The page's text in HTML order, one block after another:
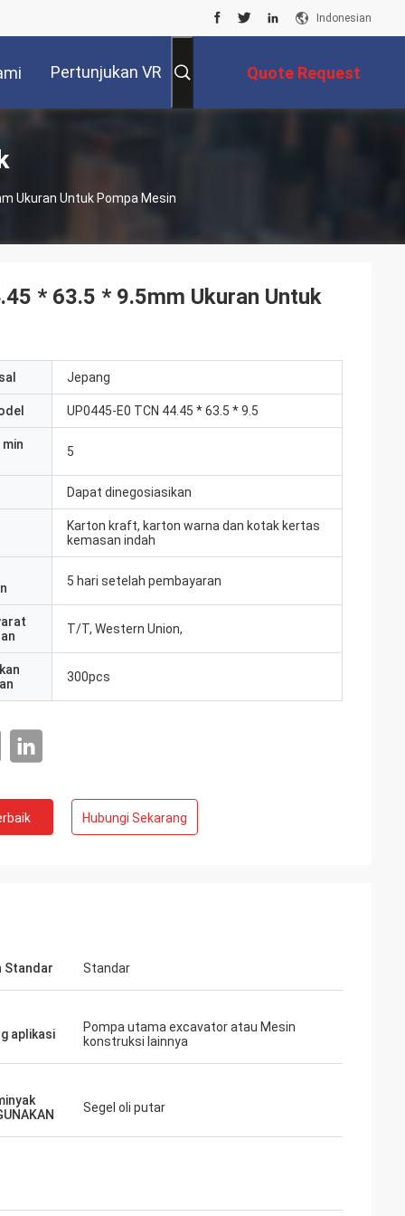
Indonesian
Pertunjukan VR Quote Request
Ukuran Untuk Pompa Mesin
* 63.5 * 9.5mm Ukuran Untuk
Jepang
UP0445-E0 TCN 44.45 * 63.5 * 9.5
5
Dapat dinegosiasikan
Karton kraft, karton warna dan kotak kertas
kemasan indah
5 hari setelah pembayaran
T/T, Western Union,
300pcs
Hubungi Sekarang
Standar Standar
aplikasi
Pompa utama excavator atau Mesin
konstruksi lainnya
Segel oli putar